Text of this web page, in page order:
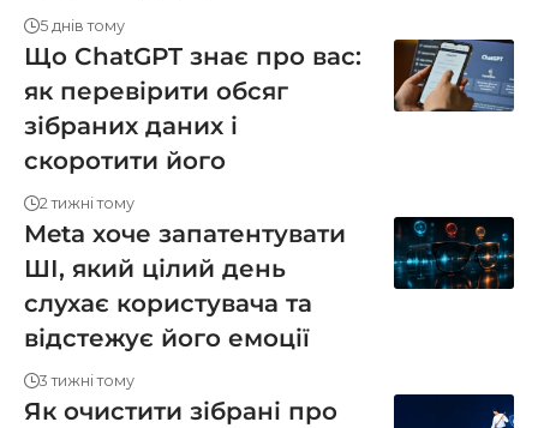
5 днів тому
Що ChatGPT знає про вас:
як перевірити обсяг
зібраних даних і
скоротити його
2 тижні тому
Meta хоче запатентувати
ШІ, який цілий день
слухає користувача та
відстежує його емоції
3 тижні тому
Як очистити зібрані про